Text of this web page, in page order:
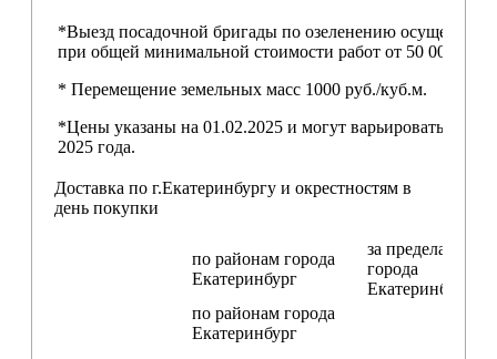
*Выезд посадочной бригады по озеленению
при общей минимальной стоимости работ от 50 000,00
* Перемещение земельных масс 1000 руб./куб.м.
*Цены указаны на 01.02.2025 и могут варьироваться
2025 года.
Доставка по г.Екатеринбургу и окрестностям в
день покупки
по районам города
Екатеринбург
за пределами
города
Екатеринбург
по районам города
Екатеринбург